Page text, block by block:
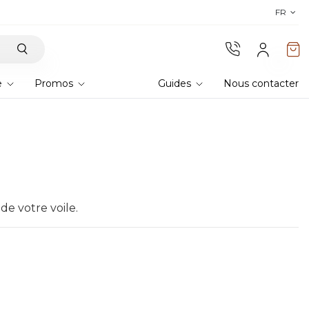
! Commandez des FR
Promos Guides Nous contacter
votre voile.